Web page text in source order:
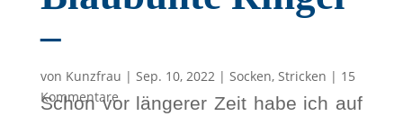
–
von Kunzfrau | Sep. 10, 2022| Socken, Stricken | 15
Kommentare
Schon vor längerer Zeit habe ich auf